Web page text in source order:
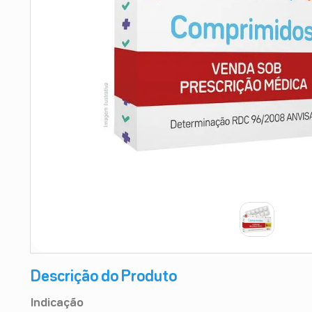
Descrição do Produto
Indicação
10ºabsorvente